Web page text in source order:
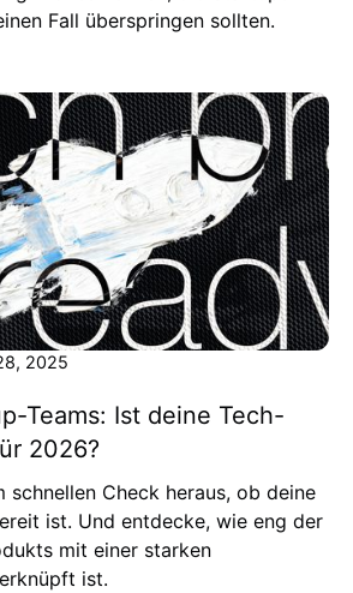
Fall überspringen sollten.
2025
Teams: Ist deine Tech-
2026?
schnellen Check heraus, ob deine
ist. Und entdecke, wie eng der
mit einer starken
ist.